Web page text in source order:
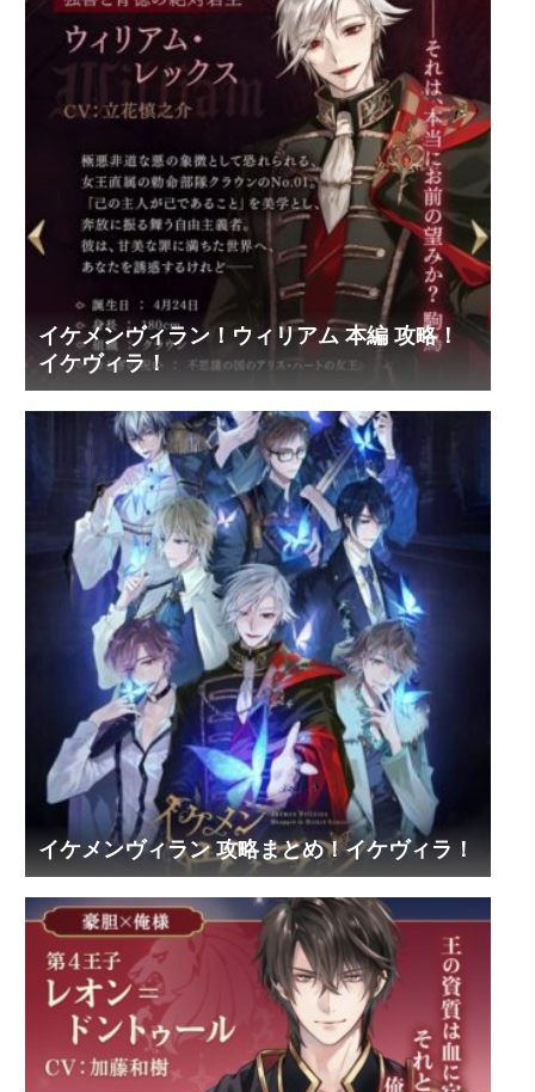
イケメンヴィラン！ウィリアム 本編 攻略！
イケヴィラ！
イケメンヴィラン 攻略まとめ！イケヴィラ！